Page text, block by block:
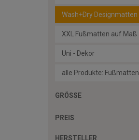
Wash+Dry Designmatten
XXL Fußmatten auf Maß
Uni - Dekor
alle Produkte: Fußmatten
GRÖSSE
PREIS
HERSTELLER